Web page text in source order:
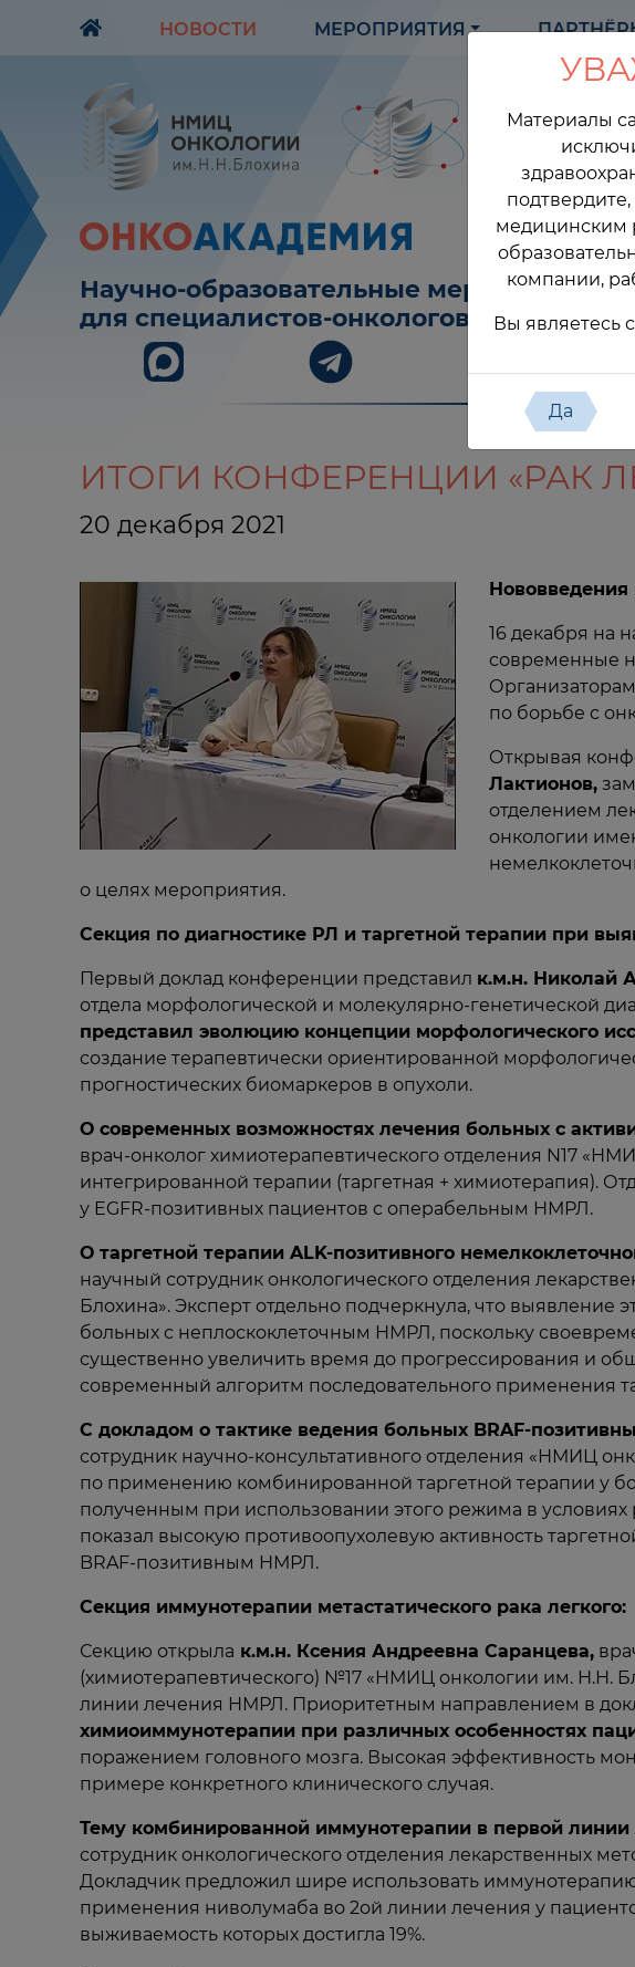
Материалы
медицинским
компании,
Вы являетесь
Да
НОВОСТИ МЕРОПРИЯТИЯ
Научно-образовательные мероприятия
для специалистов-онкологов
ИТОГИ КОНФЕРЕНЦИИ «РАК
20 декабря 2021
Нововведения
16 декабря на
современные
по борьбе с
Открывая
Лактионов,
отделением
онкологии
о целях мероприятия.
Секция по диагностике РЛ и таргетной терапии при
Первый доклад конференции представил к.м.н. Николай
отдела морфологической и молекулярно-генетической
представил эволюцию концепции морфологического
создание терапевтически ориентированной
прогностических биомаркеров в опухоли.
О современных возможностях лечения больных с
врач-онколог химиотерапевтического отделения N17
интегрированной терапии (таргетная + химиотерапия).
у EGFR-позитивных пациентов с операбельным НМРЛ.
О таргетной терапии ALK-позитивного
научный сотрудник онкологического отделения
Блохина». Эксперт отдельно подчеркнула, что выявление
больных с неплоскоклеточным НМРЛ, поскольку
существенно увеличить время до прогрессирования и
современный алгоритм последовательного применения
С докладом о тактике ведения больных BRAF-
сотрудник научно-консультативного отделения «НМИЦ
по применению комбинированной таргетной терапии у
полученным при использовании этого режима в
показал высокую противоопухолевую активность
BRAF-позитивным НМРЛ.
Секция иммунотерапии метастатического рака легкого:
Секцию открыла к.м.н. Ксения Андреевна Саранцева,
(химиотерапевтического) №17 «НМИЦ онкологии им. Н.Н.
линии лечения НМРЛ. Приоритетным направлением в
химиоиммунотерапии при различных особенностях
поражением головного мозга. Высокая эффективность
примере конкретного клинического случая.
Тему комбинированной иммунотерапии в первой
сотрудник онкологического отделения лекарственных
Докладчик предложил шире использовать
применения ниволумаба во 2ой линии лечения у
выживаемость которых достигла 19%.